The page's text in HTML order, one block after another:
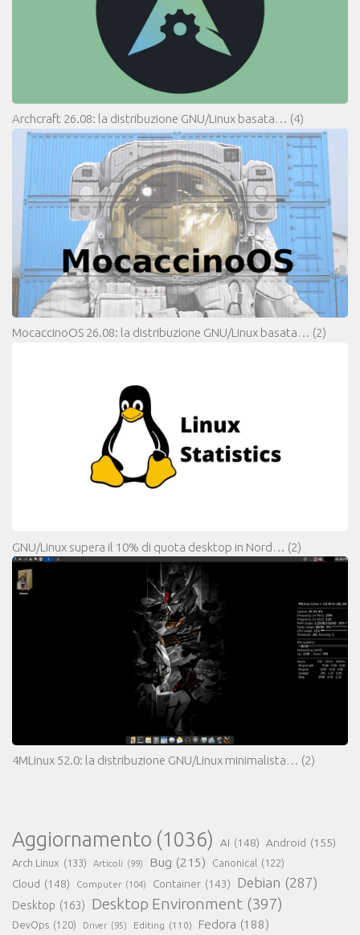
Archcraft 26.08: la distribuzione GNU/Linux basata… (4)
MocaccinoOS 26.08: la distribuzione GNU/Linux basata… (2)
GNU/Linux supera il 10% di quota desktop in Nord… (2)
4MLinux 52.0: la distribuzione GNU/Linux minimalista… (2)
Aggiornamento (1036) AI (148) Android (155)
Arch Linux (133) Articoli (99) Bug (215) Canonical (122)
Cloud (148) Computer (104) Container (143) Debian (287)
Desktop (163) Desktop Environment (397)
DevOps (120) Driver (95) Editing (110) Fedora (188)